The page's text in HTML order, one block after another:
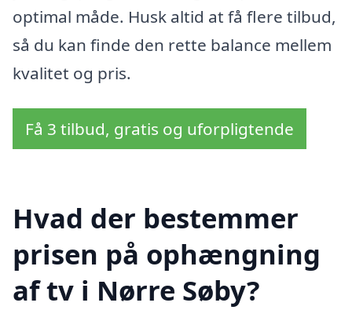
optimal måde. Husk altid at få flere tilbud,
så du kan finde den rette balance mellem
kvalitet og pris.
Få 3 tilbud, gratis og uforpligtende
Hvad der bestemmer
prisen på ophængning
af tv i Nørre Søby?